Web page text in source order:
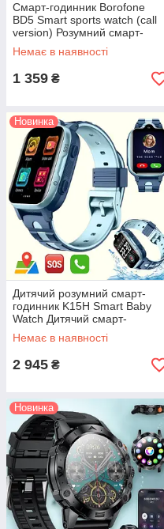
Смарт-годинник Borofone
BD5 Smart sports watch (call
version) Розумний смарт-
годинник телефон, Black
Немає в наявності
1 359 ₴
Новинка
Дитячий розумний смарт-
годинник K15H Smart Baby
Watch Дитячий смарт-
годинник з GPS і функцією
дзвінка, голубий
Немає в наявності
2 945 ₴
Новинка